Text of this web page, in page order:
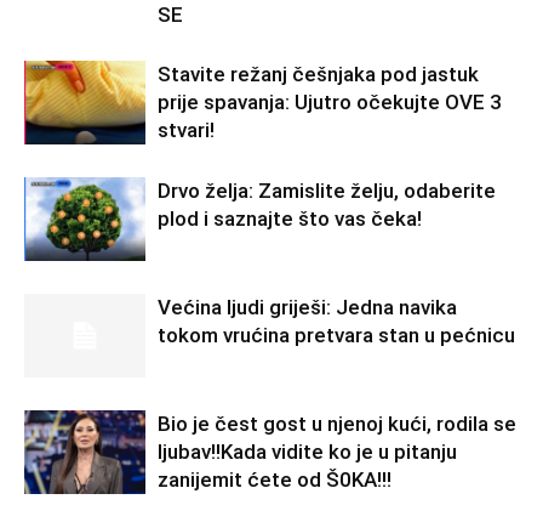
SE
Stavite režanj češnjaka pod jastuk
prije spavanja: Ujutro očekujte OVE 3
stvari!
Drvo želja: Zamislite želju, odaberite
plod i saznajte što vas čeka!
Većina ljudi griješi: Jedna navika
tokom vrućina pretvara stan u pećnicu
Bio je čest gost u njenoj kući, rodila se
ljubav!!Kada vidite ko je u pitanju
zanijemit ćete od Š0KA!!!